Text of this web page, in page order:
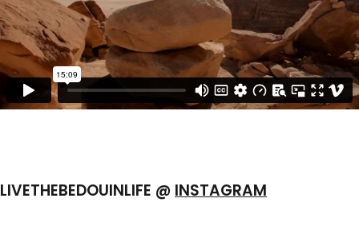
LIVETHEBEDOUINLIFE @ INSTAGRAM